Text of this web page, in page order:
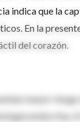
indica que la
En la
del corazón.
mayor
endocrina.